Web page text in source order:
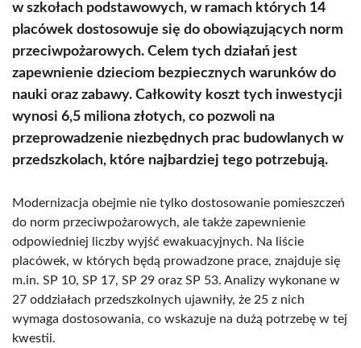
w szkołach podstawowych, w ramach których 14
placówek dostosowuje się do obowiązujących norm
przeciwpożarowych. Celem tych działań jest
zapewnienie dzieciom bezpiecznych warunków do
nauki oraz zabawy. Całkowity koszt tych inwestycji
wynosi 6,5 miliona złotych, co pozwoli na
przeprowadzenie niezbędnych prac budowlanych w
przedszkolach, które najbardziej tego potrzebują.
Modernizacja obejmie nie tylko dostosowanie pomieszczeń
do norm przeciwpożarowych, ale także zapewnienie
odpowiedniej liczby wyjść ewakuacyjnych. Na liście
placówek, w których będą prowadzone prace, znajduje się
m.in. SP 10, SP 17, SP 29 oraz SP 53. Analizy wykonane w
27 oddziałach przedszkolnych ujawniły, że 25 z nich
wymaga dostosowania, co wskazuje na dużą potrzebę w tej
kwestii.